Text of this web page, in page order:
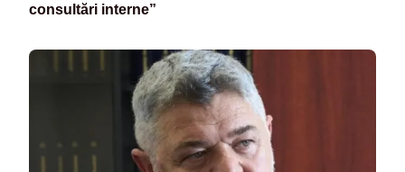
consultări interne”